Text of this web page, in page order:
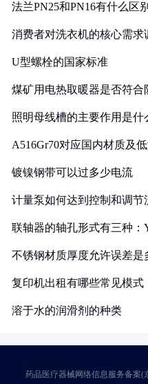
法兰PN25和PN16有什么区别
消费者对洗衣机的核心需求
U型螺栓的国家标准
煤矿用电热取暖器是否符合
照明母线槽的主要作用是什
A516Gr70对应国内材质及
镀镍钢带可以过多少电流
计量泵如何达到控制和调节
联轴器的轴孔形式有三种：
不锈钢材质厚度允许误差是
复印机出租有哪些常见模式
溶于水的润滑剂的种类
药品医疗器械网络信息服务备案(